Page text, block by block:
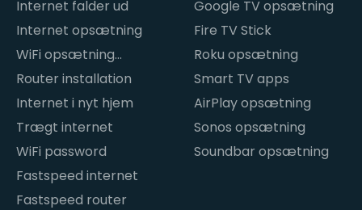
Internet falder ud
Internet opsætning
WiFi opsætning
hjemme
Router installation
Internet i nyt hjem
Trægt internet
WiFi password
Fastspeed internet
Fastspeed router
Google TV opsætning
Fire TV Stick
Roku opsætning
Smart TV apps
AirPlay opsætning
Sonos opsætning
Soundbar opsætning